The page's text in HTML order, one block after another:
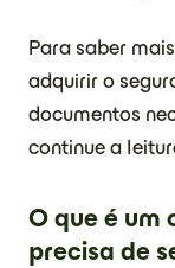
Para saber
adquirir o
documentos
continue a
O que é um
precisa de